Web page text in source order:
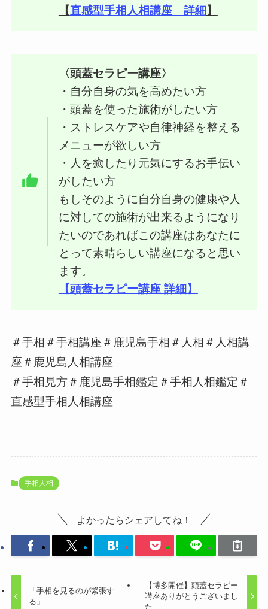
【直感型手相人相講座 詳細 】
〈頭蓋セラピー講座〉
・自分自身の気を高めたい方
・頭蓋を使った施術がしたい方
・ストレスケアや自律神経を整える
メニューが欲しい方
・人を癒したり元気にするお手伝い
がしたい方
もしそのように自分自身の健康や人
に対しての施術が出来るようになり
たいのであればこの講座はあなたに
とって素晴らしい講座になると思い
ます。
【頭蓋セラピー講座 詳細】
＃手相＃手相講座＃鹿児島手相＃人相＃人相講
座＃鹿児島人相講座
＃手相見方＃鹿児島手相鑑定＃手相人相鑑定＃
直感型手相人相講座
手相人相
よかったらシェアしてね！
「手相を見るのが緊張す
る」
【博多開催】頭蓋セラピー
講座ありがとうございまし
た